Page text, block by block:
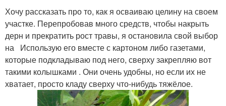
Хочу рассказать про то, как я осваиваю целину на своем
участке. Перепробовав много средств, чтобы накрыть
дерн и прекратить рост травы, я остановила свой выбор
на Использую его вместе с картоном либо газетами,
которые подкладываю под него, сверху закрепляю вот
такими колышками . Они очень удобны, но если их не
хватает, просто кладу сверху что-нибудь тяжёлое.